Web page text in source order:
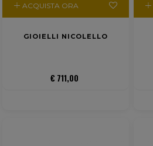
ACQUISTA ORA
GIOIELLI NICOLELLO
€ 711,00